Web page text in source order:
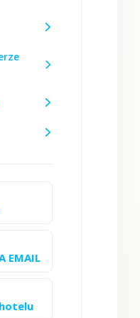
EMAIL